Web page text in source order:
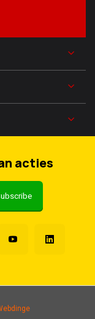
acties